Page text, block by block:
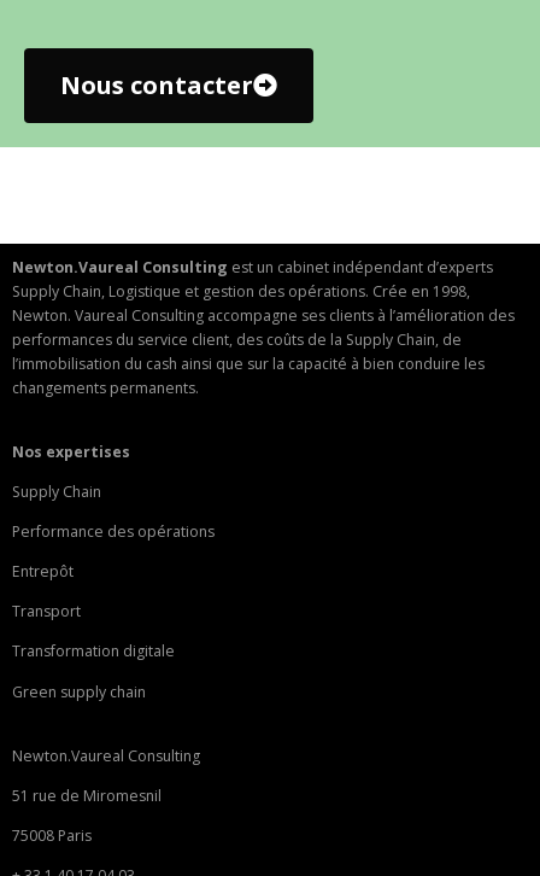
Nous contacter
Newton.Vaureal Consulting est un cabinet indépendant d’experts
Supply Chain, Logistique et gestion des opérations. Crée en 1998,
Newton. Vaureal Consulting accompagne ses clients à l’amélioration des
performances du service client, des coûts de la Supply Chain, de
l’immobilisation du cash ainsi que sur la capacité à bien conduire les
changements permanents.
Nos expertises
Supply Chain
Performance des opérations
Entrepôt
Transport
Transformation digitale
Green supply chain
Newton.Vaureal Consulting
51 rue de Miromesnil
75008 Paris